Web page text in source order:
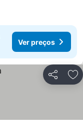
Ver preços
Partilhar